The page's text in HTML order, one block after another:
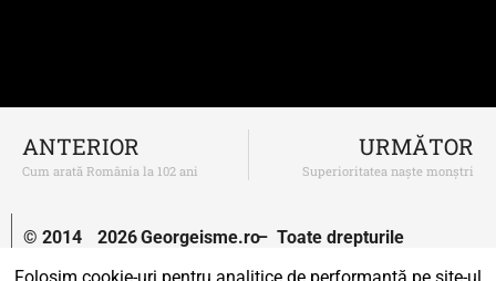
ANTERIOR
Cum arată România la 102 ani
URMĂTOR
Superioritatea naște monștri
© 2014
2026Georgeisme.ro– Toate drepturile